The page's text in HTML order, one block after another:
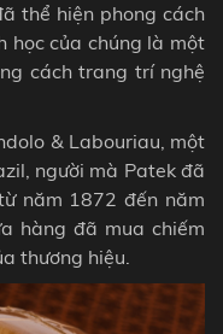
thể hiện phong cách
học của chúng là một
cách trang trí nghệ
& Labouriau, một
người mà Patek đã
năm 1872 đến năm
hàng đã mua chiếm
thương hiệu.